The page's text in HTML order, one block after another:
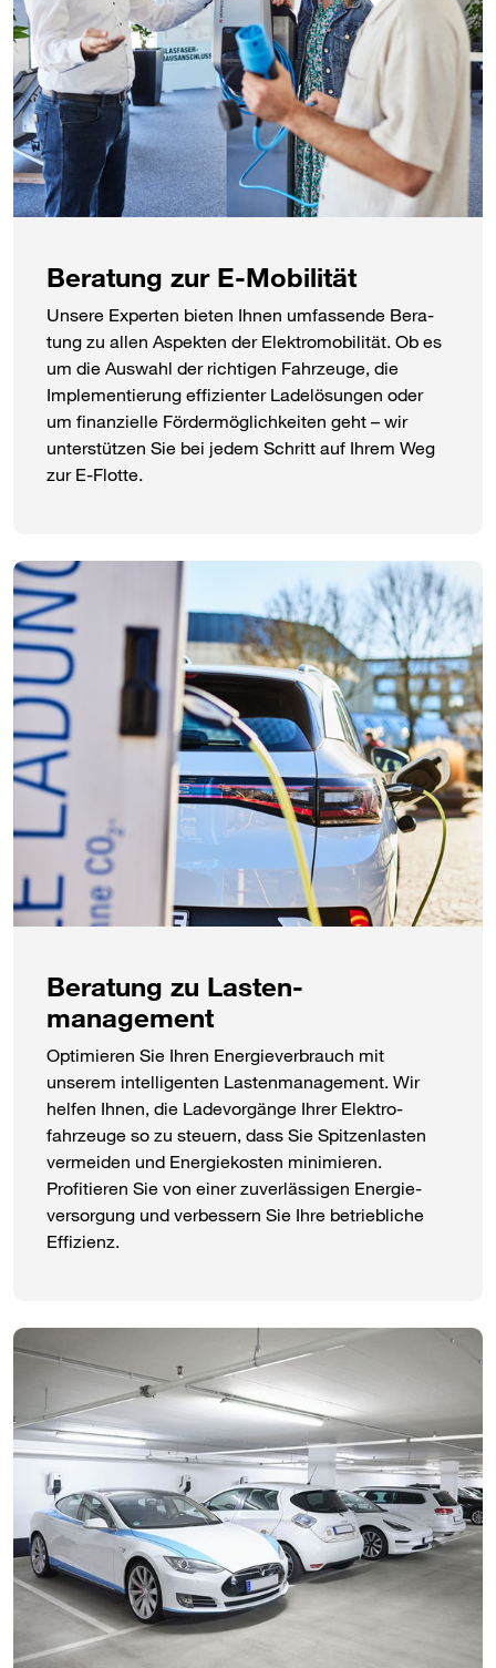
Beratung zur E-Mobilität
Unsere Experten bieten Ihnen umfassende Bera­
tung zu allen Aspekten der Elektro­mobilität. Ob es
um die Auswahl der richtigen Fahr­zeuge, die
Imple­mentierung effi­zienter Lade­lösungen oder
um finan­zielle Förder­möglich­keiten geht – wir
unter­stützen Sie bei jedem Schritt auf Ihrem Weg
zur E-Flotte.
Beratung zu Lasten­
management
Optimieren Sie Ihren Energie­verbrauch mit
unserem intel­ligenten Lasten­management. Wir
helfen Ihnen, die Lade­vorgänge Ihrer Elektro­
fahrzeuge so zu steuern, dass Sie Spitzen­lasten
vermeiden und Energie­kosten minimieren.
Profitieren Sie von einer zuverläs­sigen Energie­
versorgung und verbes­sern Sie Ihre betrieb­liche
Effizienz.